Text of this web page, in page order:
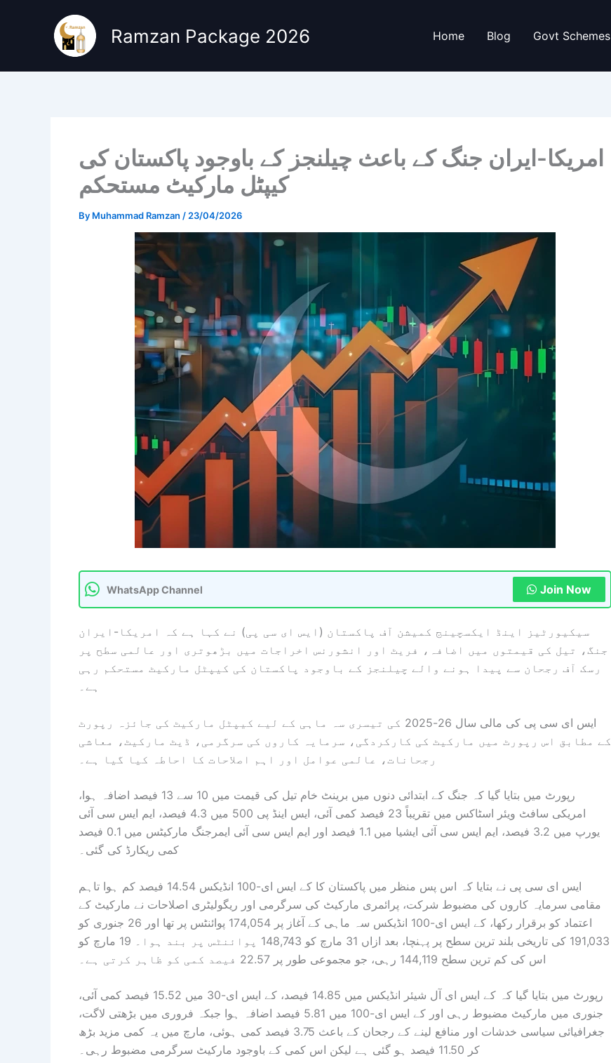
Ramzan Package 2026 Home Blog Govt Schemes
امریکا-ایران جنگ کے باعث چیلنجز کے باوجود پاکستان کی
کیپٹل مارکیٹ مستحکم
By Muhammad Ramzan / 23/04/2026
WhatsApp Channel Join Now
سیکیورٹیز اینڈ ایکسچینج کمیشن آف پاکستان (ایس ای سی پی) نے کہا ہے کہ امریکا-ایران
جنگ، تیل کی قیمتوں میں اضافہ، فریٹ اور انشورنس اخراجات میں بڑھوتری اور عالمی سطح پر
رسک آف رجحان سے پیدا ہونے والے چیلنجز کے باوجود پاکستان کی کیپٹل مارکیٹ مستحکم رہی
ہے۔
ایس ای سی پی کی مالی سال 26-2025 کی تیسری سہ ماہی کے لیے کیپٹل مارکیٹ کی جائزہ رپورٹ
کے مطابق اس رپورٹ میں مارکیٹ کی کارکردگی، سرمایہ کاروں کی سرگرمی، ڈیٹ مارکیٹ، معاشی
رجحانات، عالمی عوامل اور اہم اصلاحات کا احاطہ کیا گیا ہے۔
رپورٹ میں بتایا گیا کہ جنگ کے ابتدائی دنوں میں برینٹ خام تیل کی قیمت میں 10 سے 13 فیصد اضافہ ہوا،
امریکی سافٹ ویئر اسٹاکس میں تقریباً 23 فیصد کمی آئی، ایس اینڈ پی 500 میں 4.3 فیصد، ایم ایس سی آئی
یورپ میں 3.2 فیصد، ایم ایس سی آئی ایشیا میں 1.1 فیصد اور ایم ایس سی آئی ایمرجنگ مارکیٹس میں 0.1 فیصد
کمی ریکارڈ کی گئی۔
ایس ای سی پی نے بتایا کہ اس پس منظر میں پاکستان کا کے ایس ای-100 انڈیکس 14.54 فیصد کم ہوا تاہم
مقامی سرمایہ کاروں کی مضبوط شرکت، پرائمری مارکیٹ کی سرگرمی اور ریگولیٹری اصلاحات نے مارکیٹ کے
اعتماد کو برقرار رکھا، کے ایس ای-100 انڈیکس سہ ماہی کے آغاز پر 174,054 پوائنٹس پر تھا اور 26 جنوری کو
191,033 کی تاریخی بلند ترین سطح پر پہنچا، بعد ازاں 31 مارچ کو 148,743 پوائنٹس پر بند ہوا۔ 19 مارچ کو
اس کی کم ترین سطح 144,119 رہی، جو مجموعی طور پر 22.57 فیصد کمی کو ظاہر کرتی ہے۔
رپورٹ میں بتایا گیا کہ کے ایس ای آل شیئر انڈیکس میں 14.85 فیصد، کے ایس ای-30 میں 15.52 فیصد کمی آئی،
جنوری میں مارکیٹ مضبوط رہی اور کے ایس ای-100 میں 5.81 فیصد اضافہ ہوا جبکہ فروری میں بڑھتی لاگت،
جغرافیائی سیاسی خدشات اور منافع لینے کے رجحان کے باعث 3.75 فیصد کمی ہوئی، مارچ میں یہ کمی مزید بڑھ